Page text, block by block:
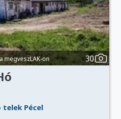
megveszLAK-on 30
telek Pécel